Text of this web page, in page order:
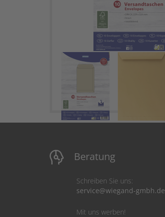
Beratung
Schreiben Sie uns:
service@wiegand-gmbh.de
Mit uns werben!